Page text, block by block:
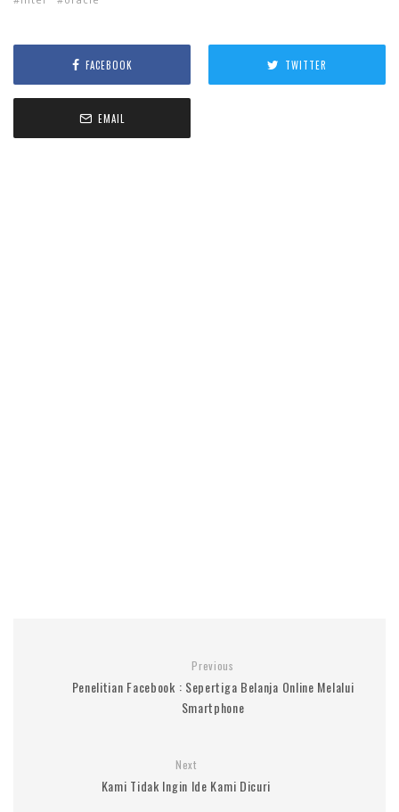
FACEBOOK TWITTER
EMAIL
Previous
Penelitian Facebook : Sepertiga Belanja Online Melalui
Smartphone
Next
Kami Tidak Ingin Ide Kami Dicuri